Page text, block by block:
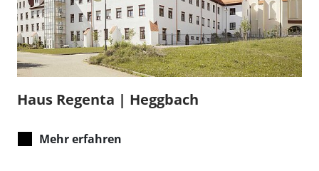
Haus Regenta | Heggbach
Mehr erfahren